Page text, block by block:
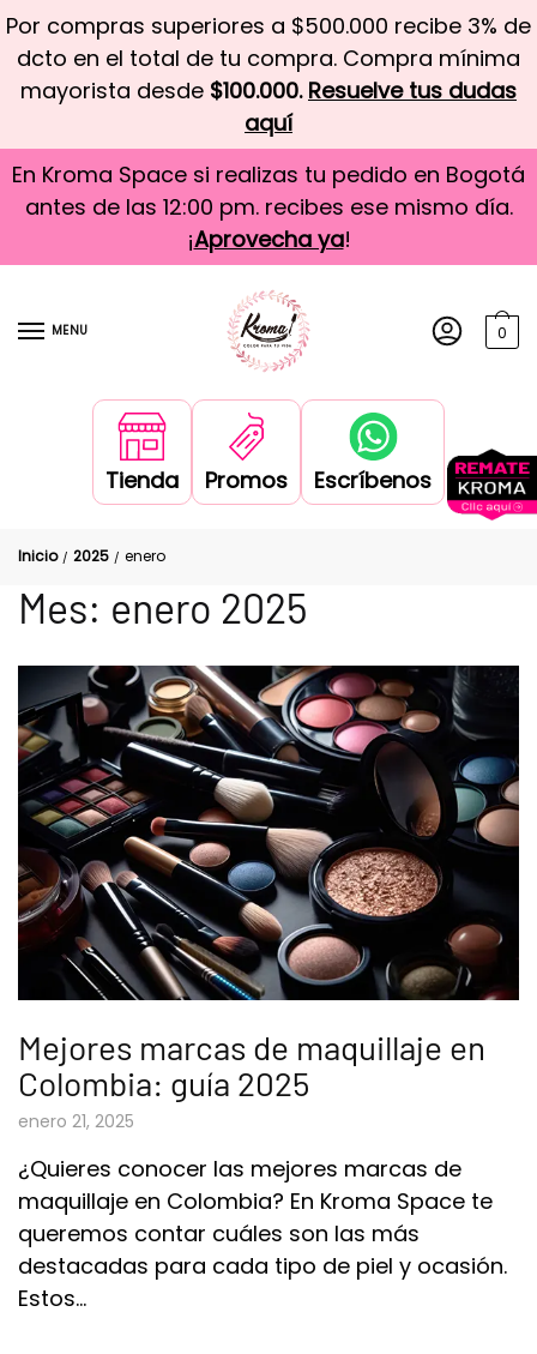
Por compras superiores a $500.000 recibe 3% de
dcto en el total de tu compra. Compra mínima
mayorista desde $100.000. Resuelve tus dudas
aquí
En Kroma Space si realizas tu pedido en Bogotá
antes de las 12:00 pm. recibes ese mismo día.
¡Aprovecha ya!
MENU 0
Tienda Promos Escríbenos
Inicio / 2025 / enero
Mes: enero 2025
Mejores marcas de maquillaje en
Colombia: guía 2025
enero 21, 2025
¿Quieres conocer las mejores marcas de
maquillaje en Colombia? En Kroma Space te
queremos contar cuáles son las más
destacadas para cada tipo de piel y ocasión.
Estos…